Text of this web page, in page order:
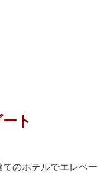
ト
のホテルでエレベー